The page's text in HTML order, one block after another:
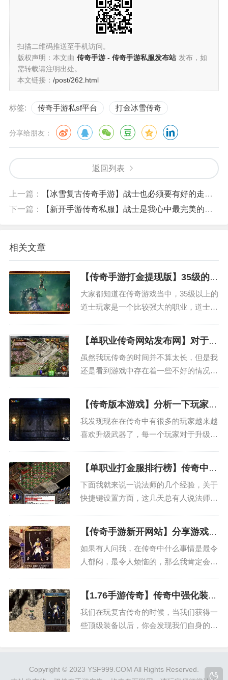
扫描二维码推送至手机访问。
版权声明：本文由 传奇手游 - 传奇手游私服发布站 发布，如
需转载请注明出处。
本文链接： /post/262.html
标签: 传奇手游私sf平台 打金冰雪传奇
分享给朋友：
返回列表
上一篇：
【冰雪复古传奇手游】战士也必须要有好的走位技巧
下一篇：
【新开手游传奇私服】战士是我心中最完美的职业
相关文章
【传奇手游打金提现版】35级的法
师不用害怕道士职业
大家都知道在传奇游戏当中，35级以上的
道士玩家是一个比较强大的职业，道士的
打败道士。法师拥有比较强大的魔法攻击
技能，而且伤害也比较高，只要能够好好
的运用，完全可以和道士...
【单职业传奇网站发布网】对于金
币我们要有合理的欲望
虽然我玩传奇的时间并不算太长，但是我
还是看到游戏中存在着一些不好的情况，
虽然亲情的诱惑并不是每一个人都能够抵
挡住的。不过我觉得我们应该合理的去对
待和安排，俗话说得好，有...
【传奇版本游戏】分析一下玩家升
级武器的心理状态
我发现现在在传奇中有很多的玩家越来越
喜欢升级武器了，每一个玩家对于升级武
这些东西仅仅代表我个人的观点，如果有
不同意见的玩家也欢迎一起来探讨，还有
就是我希望大家在探讨的过...
【单职业打金服排行榜】传奇中装
备的隐藏属性
下面我就来说一说法师的几个经验，关于
快捷键设置方面，这几天总有人说法师的
要根据玩家自己的需要去设置，玩家如何
顺手将如何设置？一切还要看玩家的习惯
了，不管我们还是在pk或...
【传奇手游新开网站】分享游戏当
中赚取元宝的方法
如果有人问我，在传奇中什么事情是最令
人郁闷，最令人烦恼的，那么我肯定会说
和乏味的事情，而且随着等级不断的提
升，升级的过程也会变得越来越困难，我
们需要的经验值也会越来越多...
【1.76手游传奇】传奇中强化装备
的一些玩法
我们在玩复古传奇的时候，当我们获得一
些顶级装备以后，你会发现我们自身的实
要提高自己自身的属性，那么我们只有通
过装备强化这个功能了。当然，强化装备
Copyright © 2023 YSF999.COM All Rights Reserved.